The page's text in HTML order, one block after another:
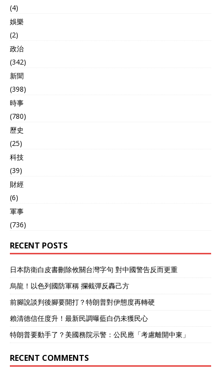
(4)
娛樂
(2)
政治
(342)
新聞
(398)
時事
(780)
歷史
(25)
科技
(39)
財經
(6)
軍事
(736)
RECENT POSTS
日本防衛白皮書刪除攸關台灣字句 對中國警告反而更重
烏龍！以色列國防軍稱 攔截彈反轟己方
前腳說談判後腳要開打？特朗普對伊態度再轉硬
賴清德信任度升！最新民調曝藍白仍未獲民心
特朗普要動手了？美國務院示警：公民應「考慮離開中東」
RECENT COMMENTS